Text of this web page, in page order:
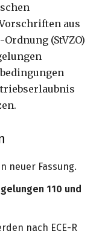
aus
(StVZO)
neuer Fassung.
110 und
nach ECE-R